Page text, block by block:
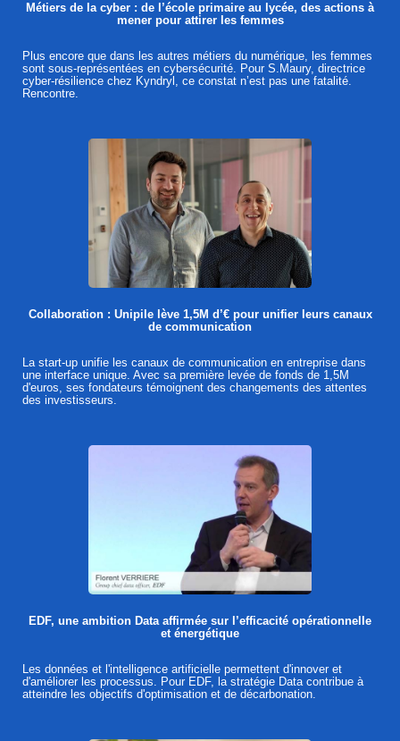
Métiers de la cyber : de l’école primaire au lycée, des actions à
mener pour attirer les femmes
Plus encore que dans les autres métiers du numérique, les femmes
sont sous-représentées en cybersécurité. Pour S.Maury, directrice
cyber-résilience chez Kyndryl, ce constat n’est pas une fatalité.
Rencontre.
Collaboration : Unipile lève 1,5M d’€ pour unifier leurs canaux
de communication
La start-up unifie les canaux de communication en entreprise dans
une interface unique. Avec sa première levée de fonds de 1,5M
d'euros, ses fondateurs témoignent des changements des attentes
des investisseurs.
EDF, une ambition Data affirmée sur l’efficacité opérationnelle
et énergétique
Les données et l'intelligence artificielle permettent d'innover et
d'améliorer les processus. Pour EDF, la stratégie Data contribue à
atteindre les objectifs d'optimisation et de décarbonation.